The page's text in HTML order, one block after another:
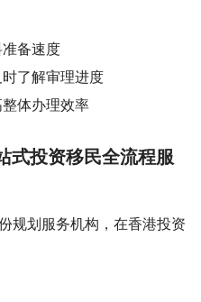
备速度
了解审理进度
体办理效率
式投资移民全流程服
规划服务机构，在香港投资